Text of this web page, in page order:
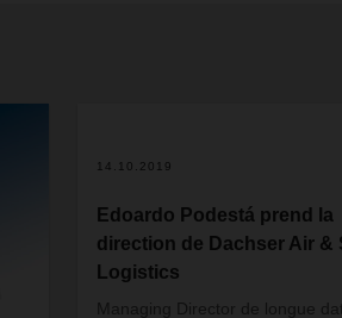
14.10.2019
Edoardo Podestá prend la
direction de Dachser Air &
Logistics
Managing Director de longue